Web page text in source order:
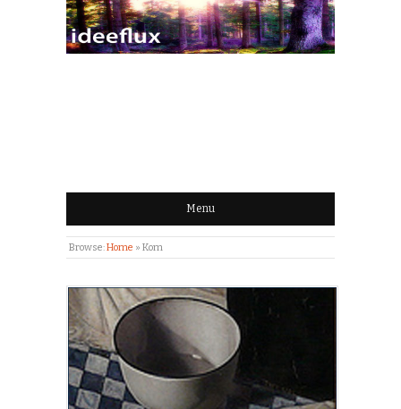
IDEEFLUX | STROOM
VAN IDEEËN
Menu
Browse:Home » Kom